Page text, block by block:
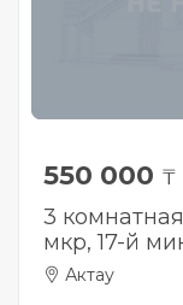
550 000 ₸
3
мкр, ​17-й
Актау